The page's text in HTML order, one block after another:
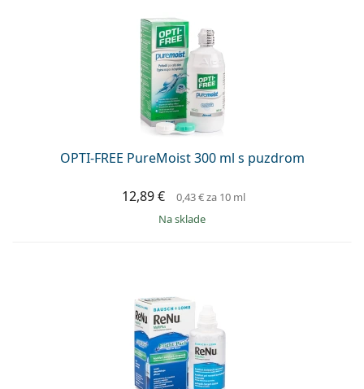
OPTI-FREE PureMoist 300 ml s puzdrom
12,89 € 0,43 €za 10 ml
na sklade